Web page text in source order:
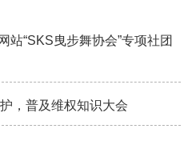
站“SKS曳步舞协会”专项社团
，普及维权知识大会